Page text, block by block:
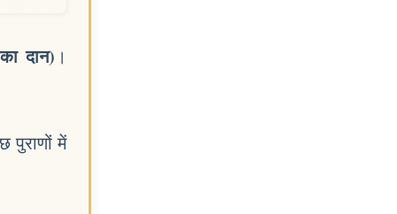
दान) ।
पुराणों में